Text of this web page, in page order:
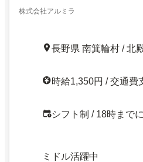
株式会社アルミラ
長野県 南箕輪村 / 北
時給1,350円 / 交通費
シフト制 / 18時まで
ミドル活躍中